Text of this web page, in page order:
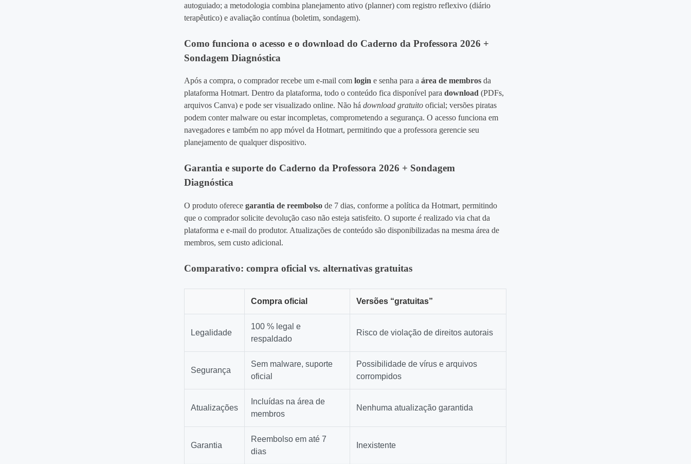
autoguiado; a metodologia combina planejamento ativo (planner) com registro reflexivo (diário
terapêutico) e avaliação contínua (boletim, sondagem).
Como funciona o acesso e o download do Caderno da Professora 2026 +
Sondagem Diagnóstica
Após a compra, o comprador recebe um e‑mail comlogin e senha para aárea de membros da
plataforma Hotmart. Dentro da plataforma, todo o conteúdo fica disponível paradownload (PDFs,
arquivos Canva) e pode ser visualizado online. Não hádownload gratuito oficial; versões piratas
podem conter malware ou estar incompletas, comprometendo a segurança. O acesso funciona em
navegadores e também no app móvel da Hotmart, permitindo que a professora gerencie seu
planejamento de qualquer dispositivo.
Garantia e suporte do Caderno da Professora 2026 + Sondagem
Diagnóstica
O produto oferecegarantia de reembolso de 7 dias, conforme a política da Hotmart, permitindo
que o comprador solicite devolução caso não esteja satisfeito. O suporte é realizado via chat da
plataforma e e‑mail do produtor. Atualizações de conteúdo são disponibilizadas na mesma área de
membros, sem custo adicional.
Comparativo: compra oficial vs. alternativas gratuitas
Compra oficial Versões “gratuitas”
Legalidade
100 % legal e
respaldado
Risco de violação de direitos autorais
Segurança
Sem malware, suporte
oficial
Possibilidade de vírus e arquivos
corrompidos
Atualizações
Incluídas na área de
membros
Nenhuma atualização garantida
Garantia
Reembolso em até 7
dias
Inexistente